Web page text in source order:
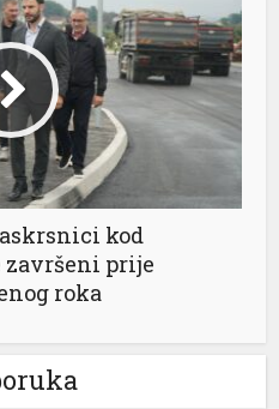
kod
završeni prije
roka